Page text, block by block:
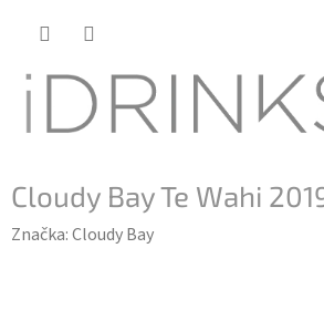
Cloudy Bay Te Wahi
Značka:Cloudy Bay